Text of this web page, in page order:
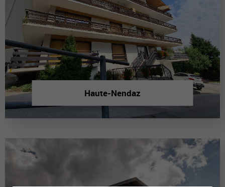
Haute-Nendaz